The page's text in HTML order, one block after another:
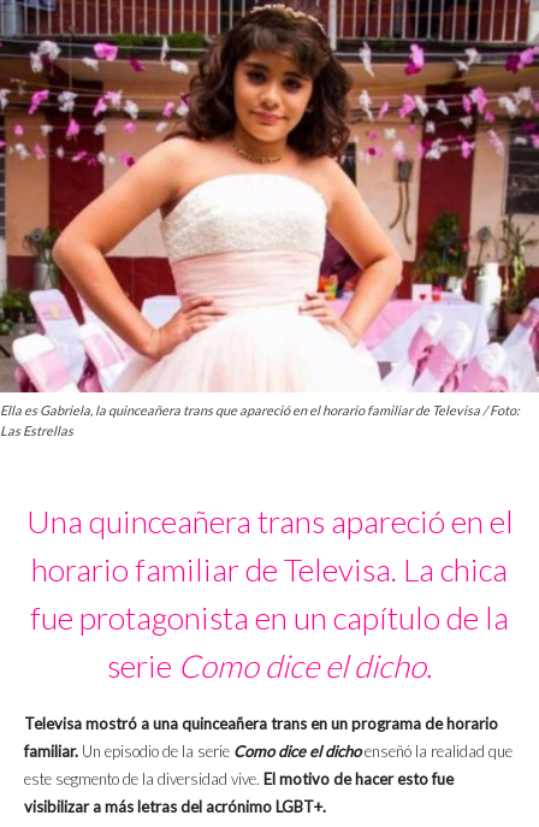
Ella es Gabriela, la quinceañera trans que apareció en el horario familiar de Televisa / Foto:
Las Estrellas
Una quinceañera trans apareció en el
horario familiar de Televisa. La chica
fue protagonista en un capítulo de la
serie Como dice el dicho.
Televisa mostró a una quinceañera trans en un programa de horario
familiar. Un episodio de la serie Como dice el dichoenseñó la realidad que
este segmento de la diversidad vive. El motivo de hacer esto fue
visibilizar a más letras del acrónimo LGBT+.